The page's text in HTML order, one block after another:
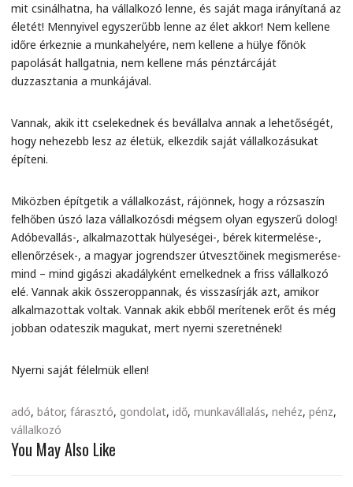
mit csinálhatna, ha vállalkozó lenne, és saját maga irányítaná az
életét! Mennyivel egyszerűbb lenne az élet akkor! Nem kellene
időre érkeznie a munkahelyére, nem kellene a hülye főnök
papolását hallgatnia, nem kellene más pénztárcáját
duzzasztania a munkájával.
Vannak, akik itt cselekednek és bevállalva annak a lehetőségét,
hogy nehezebb lesz az életük, elkezdik saját vállalkozásukat
építeni.
Miközben építgetik a vállalkozást, rájönnek, hogy a rózsaszín
felhőben úszó laza vállalkozósdi mégsem olyan egyszerű dolog!
Adóbevallás-, alkalmazottak hülyeségei-, bérek kitermelése-,
ellenőrzések-, a magyar jogrendszer útvesztőinek megismerése-
mind – mind gigászi akadályként emelkednek a friss vállalkozó
elé. Vannak akik összeroppannak, és visszasírják azt, amikor
alkalmazottak voltak. Vannak akik ebből merítenek erőt és még
jobban odateszik magukat, mert nyerni szeretnének!
Nyerni saját félelmük ellen!
adó, bátor, fárasztó, gondolat, idő, munkavállalás, nehéz, pénz,
vállalkozó
You May Also Like